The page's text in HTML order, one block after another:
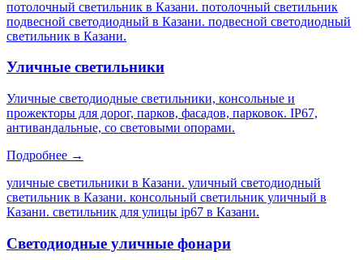
потолочный светильник в Казани. потолочный светильник
подвесной светодиодный в Казани. подвесной светодиодный
светильник в Казани.
Уличные светильники
Уличные светодиодные светильники, консольные и
прожекторы для дорог, парков, фасадов, парковок. IP67,
антивандальные, со световыми опорами.
Подробнее →
уличные светильники в Казани. уличный светодиодный
светильник в Казани. консольный светильник уличный в
Казани. светильник для улицы ip67 в Казани.
Светодиодные уличные фонари